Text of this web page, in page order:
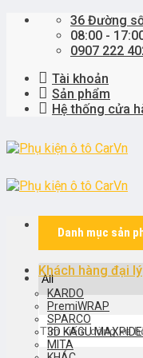
Skip
36 Đường
08:00 -
0907 222
Tài khoản
Sản phẩm
Hệ thống cửa
Tìm
kiếm:
Danh mục sản
Khách hàng đại lý
KARDO
PremiWRAP
SPARCO
3D KAGU
MITA